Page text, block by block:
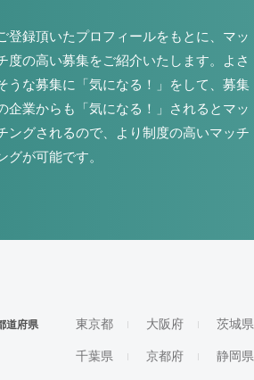
登録頂いたプロフィールをもとに、マッ
度の高い募集をご紹介いたします。よさ
うな募集に「気になる！」をして、募集
企業からも「気になる！」されるとマッ
ングされるので、より制度の高いマッチ
グが可能です。
道府県 東京都 大阪府 茨城県
千葉県 京都府 静岡県